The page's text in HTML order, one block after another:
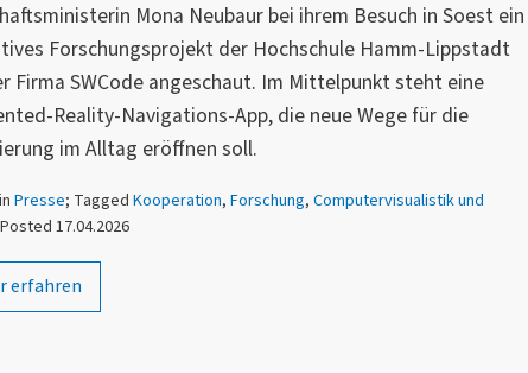
Mona Neubaur bei ihrem Besuch in Soest ein
Forschungsprojekt der Hochschule Hamm-Lippstadt
Firma SWCode angeschaut. Im Mittelpunkt steht eine
Reality-Navigations-App, die neue Wege für die
im Alltag eröffnen soll.
Presse; Tagged Kooperation, Forschung, Computervisualistik und
17.04.2026
erfahren